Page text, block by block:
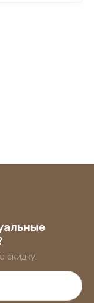
скидку!